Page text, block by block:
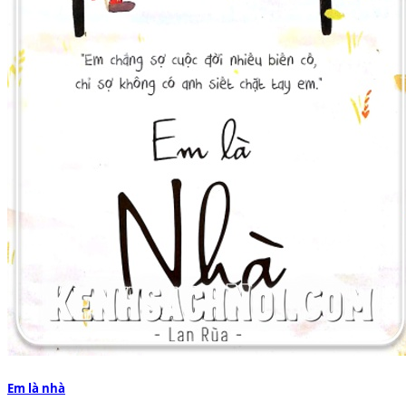
Em là nhà